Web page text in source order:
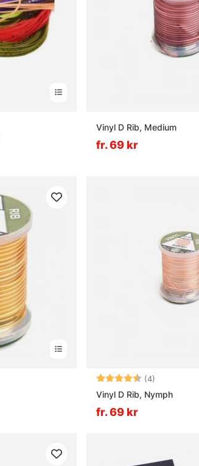
Vinyl D Rib, Medium
fr. 69 kr
Betyg: (4)
Vinyl D Rib, Nymph
fr. 69 kr